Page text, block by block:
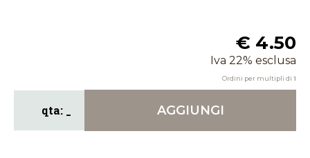
€ 4.50
Iva 22% esclusa
Ordini per multipli di 1
AGGIUNGI